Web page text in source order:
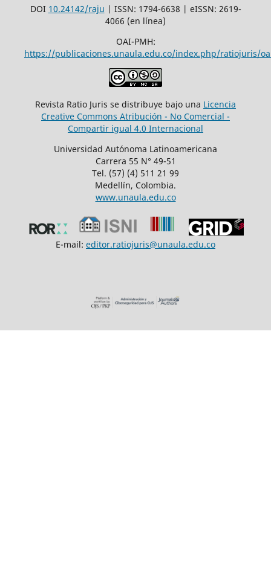
DOI 10.24142/raju | ISSN: 1794-6638 | eISSN: 2619-
4066 (en línea)
OAI-PMH:
https://publicaciones.unaula.edu.co/index.php/ratiojuris/
Revista Ratio Juris se distribuye bajo una Licencia
Creative Commons Atribución - No Comercial -
Compartir igual 4.0 Internacional
Universidad Autónoma Latinoamericana
Carrera 55 N° 49-51
Tel. (57) (4) 511 21 99
Medellín, Colombia.
www.unaula.edu.co
E-mail: editor.ratiojuris@unaula.edu.co